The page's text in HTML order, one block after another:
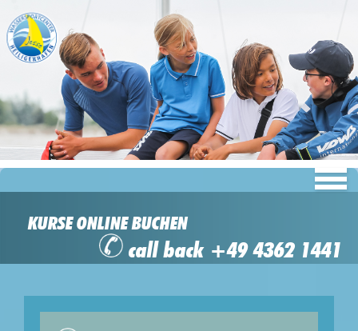
KURSE ONLINE BUCHEN
call back +49 4362 1441